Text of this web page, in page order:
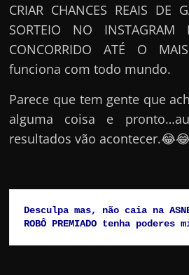
m
o
?
🤔
CRIAR CHANCES REAIS DE
SORTEIO NO INSTAGRAM
CONCORRIDO ATÉ O
funciona com todo mundo.
Parece que tem gente que
alguma coisa e
resultados vão
Desculpa mas, não caia na
ROBÔ PREMIADO tenha